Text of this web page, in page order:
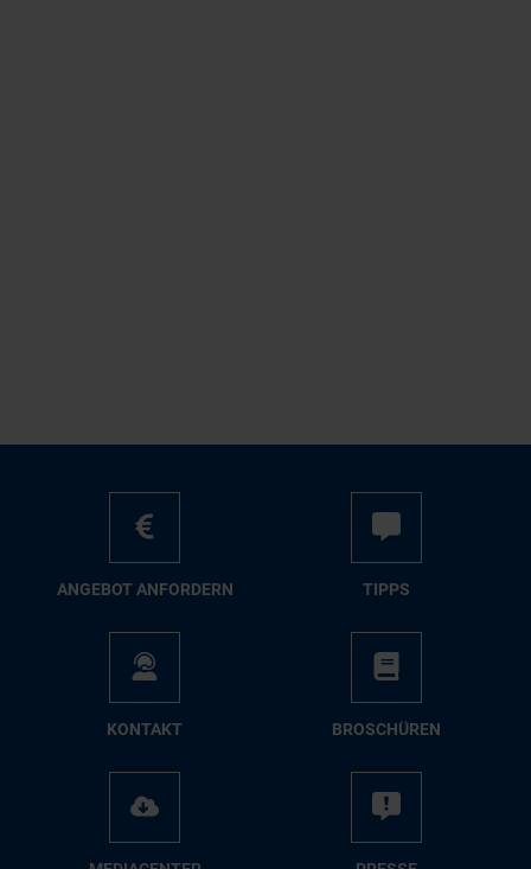
AN­GE­BOT AN­FOR­DERN TIPPS
KON­TAKT BRO­SCHÜ­REN